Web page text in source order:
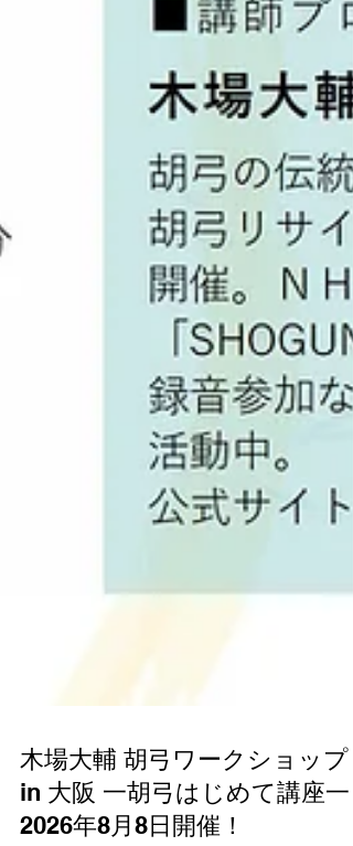
木場大輔 胡弓ワークショップ